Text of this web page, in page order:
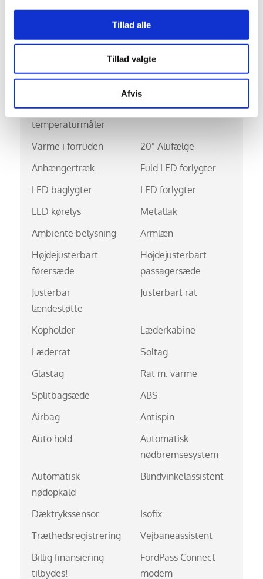
Tillad alle
Tillad valgte
Afvis
Parkeringssensor
Radio
Regnsensor
Servo
Sædevarme for
Trådløs
Udvendig
temperaturmåler
USB stik
Varme i forruden
20" Alufælge
Anhængertræk
Fuld LED forlygter
LED baglygter
LED forlygter
LED kørelys
Metallak
Ambiente belysning
Armlæn
Højdejusterbart
førersæde
Højdejusterbart
passagersæde
Justerbar
lændestøtte
Justerbart rat
Kopholder
Læderkabine
Læderrat
Soltag
Glastag
Rat m. varme
Splitbagsæde
ABS
Airbag
Antispin
Auto hold
Automatisk
nødbremsesystem
Automatisk
nødopkald
Blindvinkelassistent
Dæktrykssensor
Isofix
Træthedsregistrering
Vejbaneassistent
Billig finansiering
tilbydes!
FordPass Connect
modem